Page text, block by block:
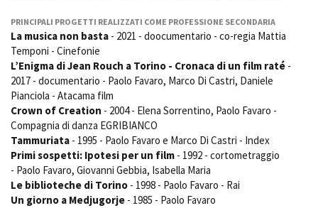
PRINCIPALI PROGETTI REALIZZATI COME PROFESSIONE SECONDARIA
La musica non basta - 2021 - doocumentario - co-regia Mattia
Temponi - Cinefonie
L’Enigma di Jean Rouch a Torino - Cronaca di un film raté -
2017 - documentario - Paolo Favaro, Marco Di Castri, Daniele
Pianciola - Atacama film
Crown of Creation - 2004 - Elena Sorrentino, Paolo Favaro -
Compagnia di danza EGRIBIANCO
Tammuriata - 1995 - Paolo Favaro e Marco Di Castri - Index
Primi sospetti: Ipotesi per un film - 1992 - cortometraggio
- Paolo Favaro, Giovanni Gebbia, Isabella Maria
Le biblioteche di Torino - 1998 - Paolo Favaro - Rai
Un giorno a Medjugorje - 1985 - Paolo Favaro